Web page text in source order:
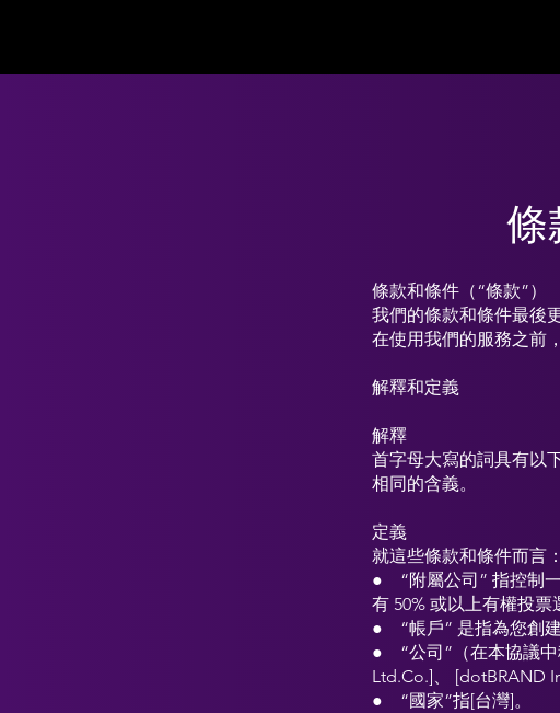
條
條款和條件（“條款”）
我們的條款和條件最後
在使用我們的服務之前
解釋和定義
解釋
首字母大寫的詞具有以
相同的含義。
定義
就這些條款和條件而言：
● “附屬公司” 指控制
有 50% 或以上有權投
● “帳戶” 是指為您創建
● “公司”（在本協議中
Ltd.Co.]、 [dotBRAND
● “國家”指[台灣]。